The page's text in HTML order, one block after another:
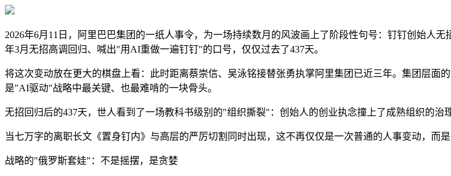
2026年6月11日，阿里巴巴集团的一纸人事令，为一场持续数月的风波画上了阶段性句号：钉钉创始人
年3月无招高调回归、喊出"用AI重做一遍钉钉"的口号，仅仅过去了437天。
将这次变动放在更大的棋盘上看：此时距离蔡崇信、吴泳铭接替张勇执掌阿里集团已近三年。集团层
是"AI驱动"战略中最关键、也最难啃的一块骨头。
无招回归后的437天，世人看到了一场教科书级别的"组织撕裂"：创始人的创业执念撞上了成熟组织的治
当七万字的离职长文《置身钉内》与高层的严厉切割同时出现，这不再仅仅是一次普通的人事变动，而
战略的"俄罗斯套娃"：不是摇摆，是贪婪